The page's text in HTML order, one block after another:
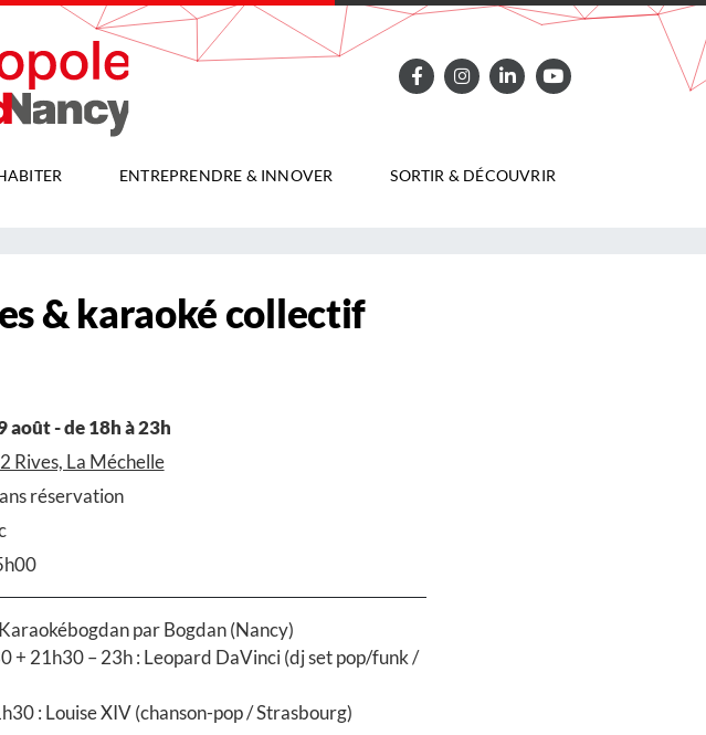
ENTREPRENDRE & INNOVER SORTIR & DÉCOUVRIR
& karaoké collectif
août - de 18h à 23h
Rives, La Méchelle
réservation
par Bogdan (Nancy)
+ 21h30 – 23h : Leopard DaVinci (dj set pop/funk /
: Louise XIV (chanson-pop / Strasbourg)